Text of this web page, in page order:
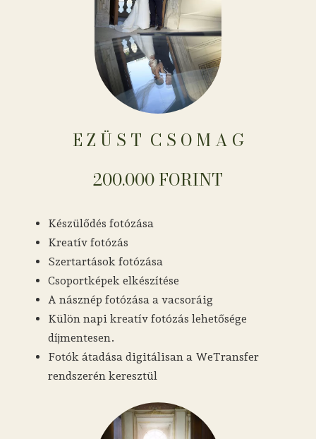
E Z Ü S T ​​​​​​​​​​​​​​​​​​ C S O M A G
200.000 FORINT
Készülődés fotózása
Kreatív fotózás
Szertartások fotózása
Csoportképek elkészítése
A násznép fotózása a vacsoráig
Külön napi kreatív fotózás lehetősége
díjmentesen.
Fotók átadása digitálisan a WeTransfer
rendszerén keresztül